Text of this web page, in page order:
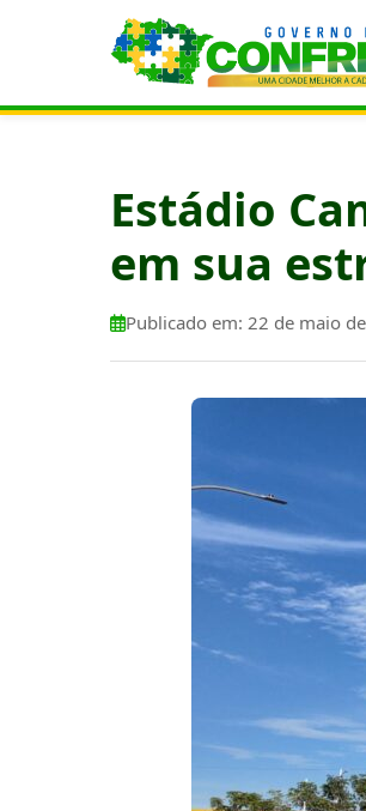
Estádio
em sua
Publicado em: 22 de maio